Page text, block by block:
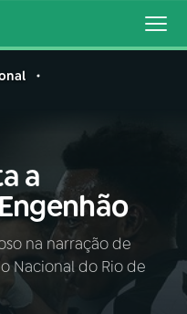
a
na narração de
Nacional do Rio de